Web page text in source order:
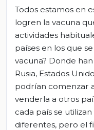
Todos estamos en
logren la vacuna
actividades
países en los que
vacuna? Donde
Rusia, Estados
podrían comenzar
venderla a otros
cada país se
diferentes, pero el